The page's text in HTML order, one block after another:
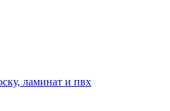
ламинат и пвх